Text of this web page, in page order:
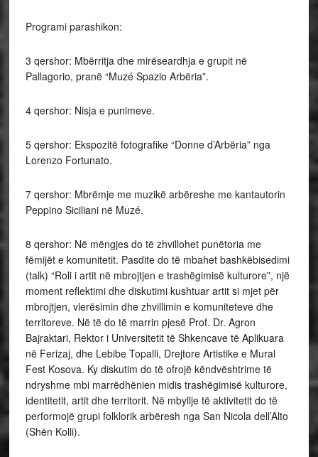
Programi parashikon:
3 qershor: Mbërritja dhe mirëseardhja e grupit në
Pallagorio, pranë “Muzé Spazio Arbëria”.
4 qershor: Nisja e punimeve.
5 qershor: Ekspozitë fotografike “Donne d’Arbëria” nga
Lorenzo Fortunato.
7 qershor: Mbrëmje me muzikë arbëreshe me kantautorin
Peppino Siciliani në Muzé.
8 qershor: Në mëngjes do të zhvillohet punëtoria me
fëmijët e komunitetit. Pasdite do të mbahet bashkëbisedimi
(talk) “Roli i artit në mbrojtjen e trashëgimisë kulturore”, një
moment reflektimi dhe diskutimi kushtuar artit si mjet për
mbrojtjen, vlerësimin dhe zhvillimin e komuniteteve dhe
territoreve. Në të do të marrin pjesë Prof. Dr. Agron
Bajraktari, Rektor i Universitetit të Shkencave të Aplikuara
në Ferizaj, dhe Lebibe Topalli, Drejtore Artistike e Mural
Fest Kosova. Ky diskutim do të ofrojë këndvështrime të
ndryshme mbi marrëdhënien midis trashëgimisë kulturore,
identitetit, artit dhe territorit. Në mbyllje të aktivitetit do të
performojë grupi folklorik arbëresh nga San Nicola dell’Alto
(Shën Kolli).